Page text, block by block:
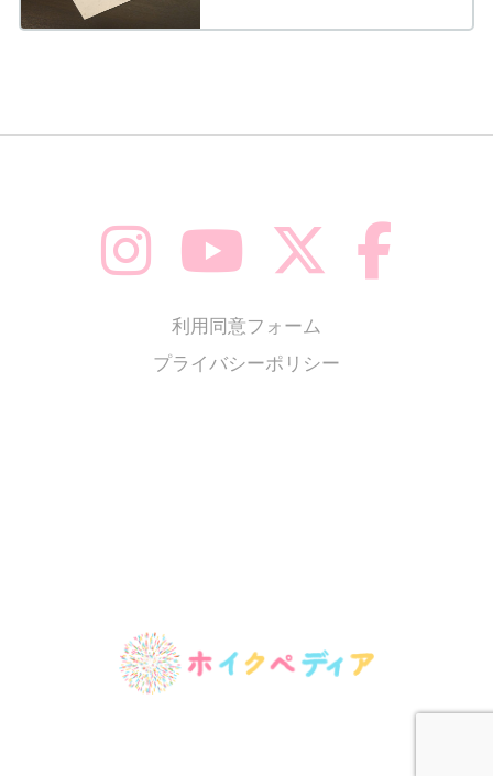
利用同意フォーム
プライバシーポリシー